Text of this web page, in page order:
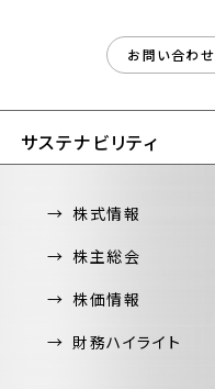
お問い合わせ
サステナビリティ
株式情報
株主総会
株価情報
財務ハイライト